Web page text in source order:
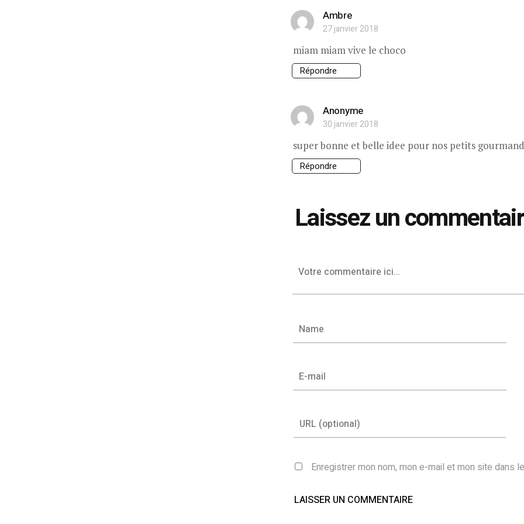
Ambre
27 janvier 2018
miam miam vive le choco
Répondre
Anonyme
30 janvier 2018
super bonne et belle idee pour nos petits
Répondre
Laissez un
Enregistrer mon nom, mon e-mail et mon site dans